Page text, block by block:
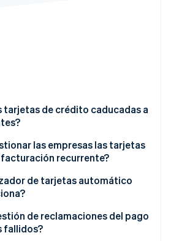
de carbono
en línea
2026
está construyendo la
tarjetas de crédito caducadas a
las empresas las tarjetas
recurrente?
caducidades
con antelación
de tarjetas automático
de reclamaciones del pago
fallidos?